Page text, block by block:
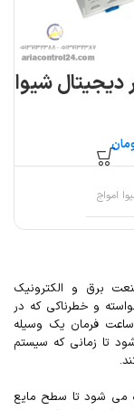
دیجیتال شیوا
امواج
برق و الکترونیک
و خطرناکی که در
فرمان یک وسیله
تا زمانی که سیستم
می شود تا سطح مایع